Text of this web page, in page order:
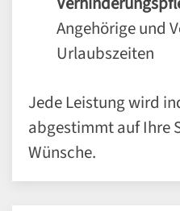
Angehörige und
Urlaubszeiten
Jede Leistung wird
abgestimmt auf Ihre
Wünsche.